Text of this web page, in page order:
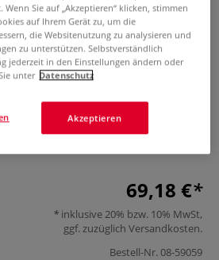
besteht aus Gips und ist
Gebrauch geeignet.
69,18 €
inklusive 20% bzw. 10% MwSt,
ggf. zuzüglich Versandkosten.
Bestell-Nr.08-59059
Sie auf „Akzeptieren“ klicken, stimmen
auf Ihrem Gerät zu, um die
die Websitenutzung zu analysieren und
zu unterstützen. Selbstverständlich
jederzeit in den Einstellungen ändern oder
unter Datenschutz
Akzeptieren